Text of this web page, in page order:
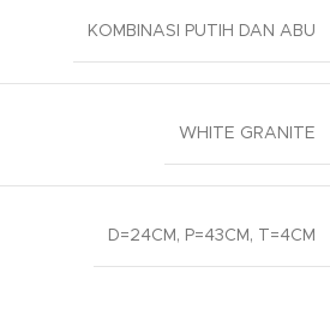
KOMBINASI PUTIH DAN ABU
WHITE GRANITE
D=24CM, P=43CM, T=4CM